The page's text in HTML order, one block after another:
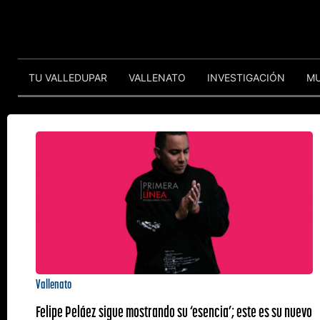
TU VALLEDUPAR VALLENATO INVESTIGACIÓN
Vallenato
Felipe Peláez sigue mostrando su ‘esencia’; este es su nuevo